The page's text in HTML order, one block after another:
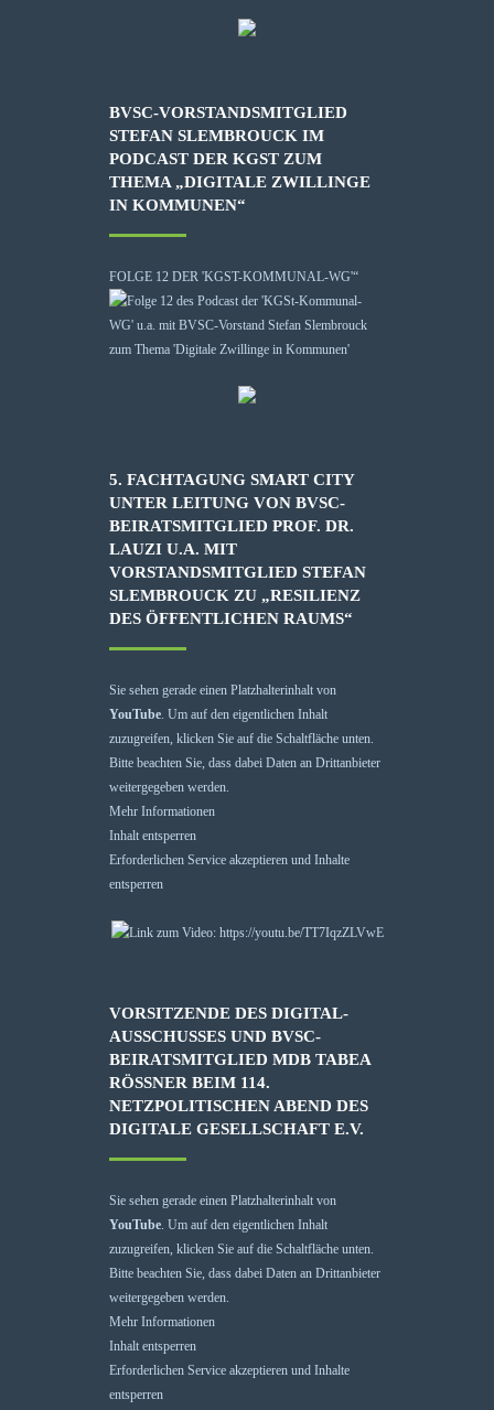
BVSC-VORSTANDSMITGLIED
STEFAN SLEMBROUCK IM
PODCAST DER KGST ZUM
THEMA „DIGITALE ZWILLINGE
IN KOMMUNEN“
FOLGE 12 DER 'KGST-KOMMUNAL-WG'“
5. FACHTAGUNG SMART CITY
UNTER LEITUNG VON BVSC-
BEIRATSMITGLIED PROF. DR.
LAUZI U.A. MIT
VORSTANDSMITGLIED STEFAN
SLEMBROUCK ZU „RESILIENZ
DES ÖFFENTLICHEN RAUMS“
Sie sehen gerade einen Platzhalterinhalt von
YouTube. Um auf den eigentlichen Inhalt
zuzugreifen, klicken Sie auf die Schaltfläche unten.
Bitte beachten Sie, dass dabei Daten an Drittanbieter
weitergegeben werden.
Mehr Informationen
Inhalt entsperren
Erforderlichen Service akzeptieren und Inhalte
entsperren
VORSITZENDE DES DIGITAL-
AUSSCHUSSES UND BVSC-
BEIRATSMITGLIED MDB TABEA
RÖSSNER BEIM 114. N
ETZPOLITISCHEN ABEND DES D
IGITALE GESELLSCHAFT E.V.
Sie sehen gerade einen Platzhalterinhalt von
YouTube. Um auf den eigentlichen Inhalt
zuzugreifen, klicken Sie auf die Schaltfläche unten.
Bitte beachten Sie, dass dabei Daten an Drittanbieter
weitergegeben werden.
Mehr Informationen
Inhalt entsperren
Erforderlichen Service akzeptieren und Inhalte
entsperren